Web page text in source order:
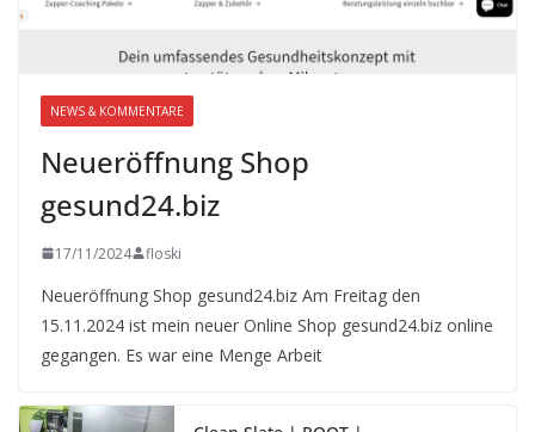
NEWS & KOMMENTARE
Neueröffnung Shop
gesund24.biz
17/11/2024 floski
Neueröffnung Shop gesund24.biz Am Freitag den
15.11.2024 ist mein neuer Online Shop gesund24.biz online
gegangen. Es war eine Menge Arbeit